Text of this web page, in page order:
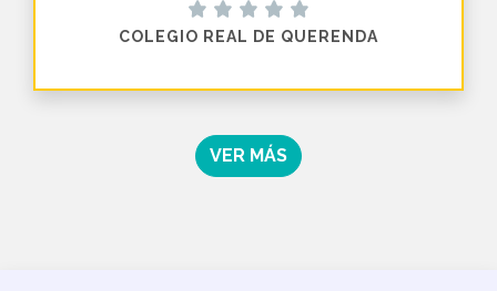
COLEGIO REAL DE QUERENDA
VER MÁS